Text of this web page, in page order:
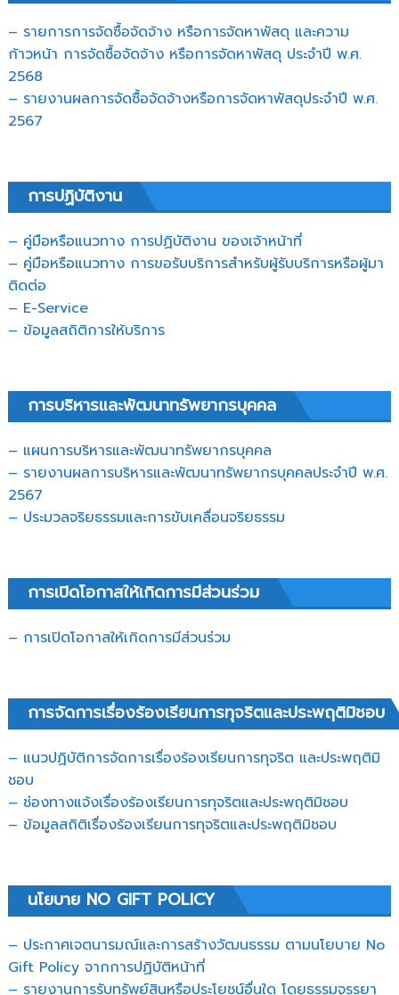
– รายการการจัดซื้อจัดจ้าง หรือการจัดหาพัสดุ และความ
ก้าวหน้า การจัดซื้อจัดจ้าง หรือการจัดหาพัสดุ ประจำปี พ.ศ.
2568
– รายงานผลการจัดซื้อจัดจ้างหรือการจัดหาพัสดุประจำปี พ.ศ.
2567
การปฏิบัติงาน
– คู่มือหรือแนวทาง การปฏิบัติงาน ของเจ้าหน้าที่
– คู่มือหรือแนวทาง การขอรับบริการสำหรับผู้รับบริการหรือผู้มา
ติดต่อ
– E-Service
– ข้อมูลสถิติการให้บริการ
การบริหารและพัฒนาทรัพยากรบุคคล
– แผนการบริหารและพัฒนาทรัพยากรบุคคล
– รายงานผลการบริหารและพัฒนาทรัพยากรบุคคลประจำปี พ.ศ.
2567
– ประมวลจริยธรรมและการขับเคลื่อนจริยธรรม
การเปิดโอกาสให้เกิดการมีส่วนร่วม
– การเปิดโอกาสให้เกิดการมีส่วนร่วม
การจัดการเรื่องร้องเรียนการทุจริตและประพฤติมิชอบ
– แนวปฏิบัติการจัดการเรื่องร้องเรียนการทุจริต และประพฤติมิ
ชอบ
– ช่องทางแจ้งเรื่องร้องเรียนการทุจริตและประพฤติมิชอบ
– ข้อมูลสถิติเรื่องร้องเรียนการทุจริตและประพฤติมิชอบ
นโยบาย NO GIFT POLICY
– ประกาศเจตนารมณ์และการสร้างวัฒนธรรม ตามนโยบาย No
Gift Policy จากการปฏิบัติหน้าที่
– รายงานการรับทรัพย์สินหรือประโยชน์อื่นใด โดยธรรมจรรยา